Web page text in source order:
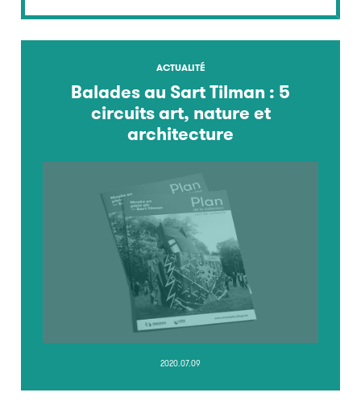
ACTUALITÉ
Balades au Sart Tilman : 5
circuits art, nature et
architecture
2020.07.09